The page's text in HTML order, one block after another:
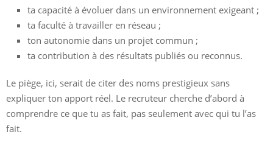
ta capacité à évoluer dans un environnement exigeant ;
ta faculté à travailler en réseau ;
ton autonomie dans un projet commun ;
ta contribution à des résultats publiés ou reconnus.
Le piège, ici, serait de citer des noms prestigieux sans
expliquer ton apport réel. Le recruteur cherche d’abord à
comprendre ce que tu as fait, pas seulement avec qui tu l’as
fait.